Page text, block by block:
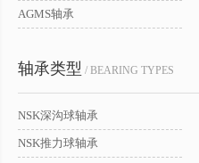
AGMS轴承
轴承类型 / BEARING TYPES
NSK深沟球轴承
NSK推力球轴承